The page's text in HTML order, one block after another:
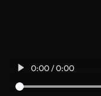
0:00 / 0:00